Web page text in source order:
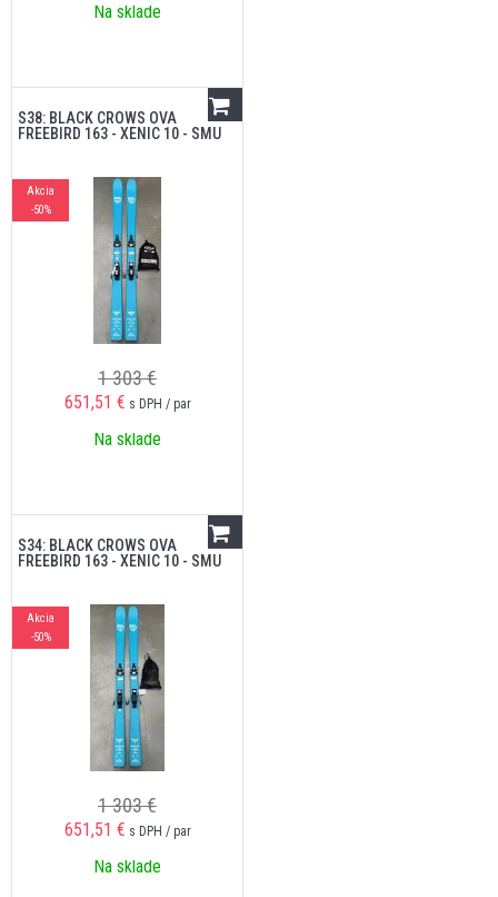
Na sklade
S38: BLACK CROWS OVA
FREEBIRD 163 - XENIC 10 - SMU
Akcia
-50%
1 303 €
651,51 € s DPH / par
Na sklade
S34: BLACK CROWS OVA
FREEBIRD 163 - XENIC 10 - SMU
Akcia
-50%
1 303 €
651,51 € s DPH / par
Na sklade